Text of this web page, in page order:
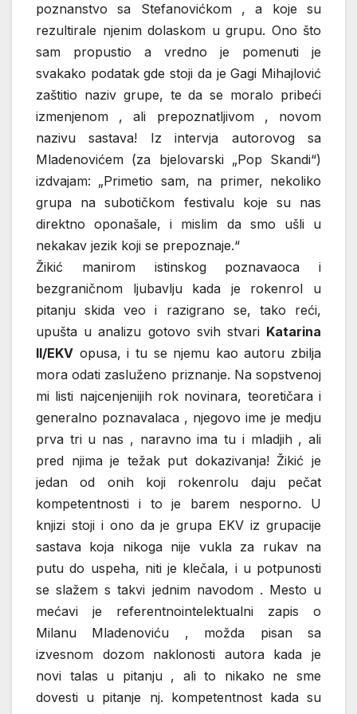
poznanstvo sa Stefanovićkom , a koje su
rezultirale njenim dolaskom u grupu. Ono što
sam propustio a vredno je pomenuti je
svakako podatak gde stoji da je Gagi Mihajlović
zaštitio naziv grupe, te da se moralo pribeći
izmenjenom , ali prepoznatljivom , novom
nazivu sastava! Iz intervja autorovog sa
Mladenovićem (za bjelovarski „Pop Skandi“)
izdvajam: „Primetio sam, na primer, nekoliko
grupa na subotičkom festivalu koje su nas
direktno oponašale, i mislim da smo ušli u
nekakav jezik koji se prepoznaje.“
Žikić manirom istinskog poznavaoca i
bezgraničnom ljubavlju kada je rokenrol u
pitanju skida veo i razigrano se, tako reći,
upušta u analizu gotovo svih stvari Katarina
II/EKV opusa, i tu se njemu kao autoru zbilja
mora odati zasluženo priznanje. Na sopstvenoj
mi listi najcenjenijih rok novinara, teoretičara i
generalno poznavalaca , njegovo ime je medju
prva tri u nas , naravno ima tu i mladjih , ali
pred njima je težak put dokazivanja! Žikić je
jedan od onih koji rokenrolu daju pečat
kompetentnosti i to je barem nesporno. U
knjizi stoji i ono da je grupa EKV iz grupacije
sastava koja nikoga nije vukla za rukav na
putu do uspeha, niti je klečala, i u potpunosti
se slažem s takvi jednim navodom . Mesto u
mećavi je referentnointelektualni zapis o
Milanu Mladenoviću , možda pisan sa
izvesnom dozom naklonosti autora kada je
novi talas u pitanju , ali to nikako ne sme
dovesti u pitanje nj. kompetentnost kada su